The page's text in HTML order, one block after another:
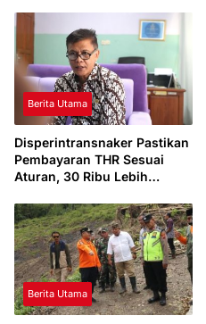
Berita Utama
Disperintransnaker Pastikan
Pembayaran THR Sesuai
Aturan, 30 Ribu Lebih
Berhak Menerima
Berita Utama